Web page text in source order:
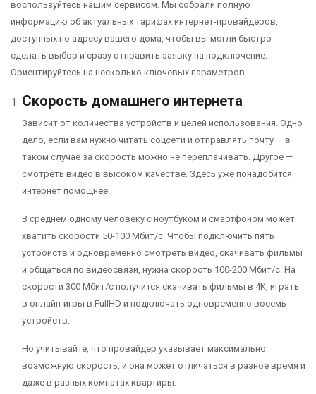
воспользуйтесь нашим сервисом. Мы собрали полную
информацию об актуальных тарифах интернет-провайдеров,
доступных по адресу вашего дома, чтобы вы могли быстро
сделать выбор и сразу отправить заявку на подключение.
Ориентируйтесь на несколько ключевых параметров.
Скорость домашнего интернета
Зависит от количества устройств и целей использования. Одно
дело, если вам нужно читать соцсети и отправлять почту — в
таком случае за скорость можно не переплачивать. Другое —
смотреть видео в высоком качестве. Здесь уже понадобится
интернет помощнее.
В среднем одному человеку с ноутбуком и смартфоном может
хватить скорости 50-100 Мбит/с. Чтобы подключить пять
устройств и одновременно смотреть видео, скачивать фильмы
и общаться по видеосвязи, нужна скорость 100-200 Мбит/с. На
скорости 300 Мбит/с получится скачивать фильмы в 4K, играть
в онлайн-игры в FullHD и подключать одновременно восемь
устройств.
Но учитывайте, что провайдер указывает максимально
возможную скорость, и она может отличаться в разное время и
даже в разных комнатах квартиры.